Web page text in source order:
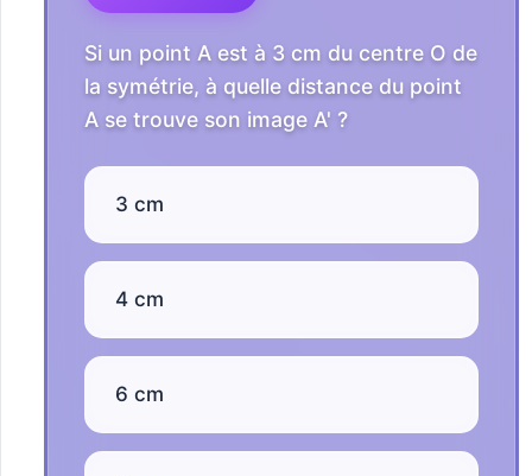
Si un point A est à 3 cm du centre O de
la symétrie, à quelle distance du point
A se trouve son image A' ?
3 cm
4 cm
6 cm